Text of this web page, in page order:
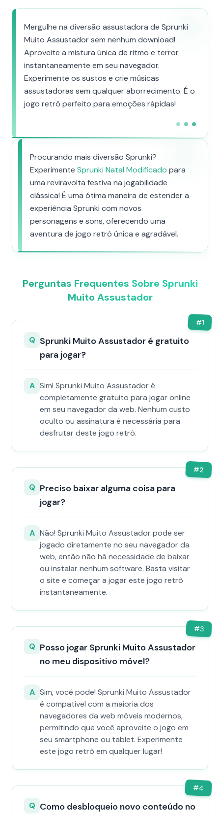
Mergulhe na diversão assustadora de Sprunki
Muito Assustador sem nenhum download!
Aproveite a mistura única de ritmo e terror
instantaneamente em seu navegador.
Experimente os sustos e crie músicas
assustadoras sem qualquer aborrecimento. É o
jogo retrô perfeito para emoções rápidas!
Procurando mais diversão Sprunki?
Experimente Sprunki Natal Modificado para
uma reviravolta festiva na jogabilidade
clássica! É uma ótima maneira de estender a
experiência Sprunki com novos
personagens e sons, oferecendo uma
aventura de jogo retrô única e agradável.
Perguntas Frequentes Sobre Sprunki
Muito Assustador
#1
Q Sprunki Muito Assustador é gratuito
para jogar?
A Sim! Sprunki Muito Assustador é
completamente gratuito para jogar online
em seu navegador da web. Nenhum custo
oculto ou assinatura é necessária para
desfrutar deste jogo retrô.
#2
Q Preciso baixar alguma coisa para
jogar?
A Não! Sprunki Muito Assustador pode ser
jogado diretamente no seu navegador da
web, então não há necessidade de baixar
ou instalar nenhum software. Basta visitar
o site e começar a jogar este jogo retrô
instantaneamente.
#3
Q Posso jogar Sprunki Muito Assustador
no meu dispositivo móvel?
A Sim, você pode! Sprunki Muito Assustador
é compatível com a maioria dos
navegadores da web móveis modernos,
permitindo que você aproveite o jogo em
seu smartphone ou tablet. Experimente
este jogo retrô em qualquer lugar!
#4
Q Como desbloqueio novo conteúdo no